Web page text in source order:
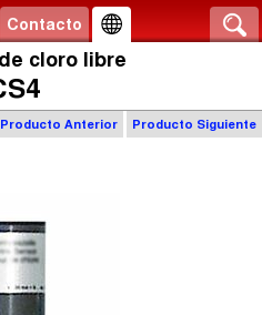
Contacto
cloro libre
Producto Anterior Producto Siguiente